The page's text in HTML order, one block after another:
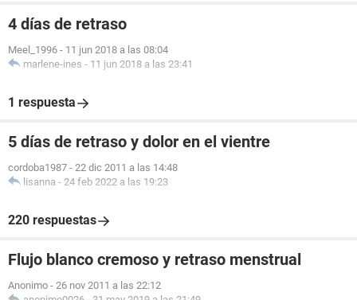
4 días de retraso
Meel_1996 - 11 jun 2018 a las 08:04
marlene-ines - 11 jun 2018 a las 23:41
1 respuesta
5 días de retraso y dolor en el vientre
cordoba1987 - 22 dic 2011 a las 14:48
lisanna - 24 feb 2022 a las 19:23
220 respuestas
Flujo blanco cremoso y retraso menstrual
Anonimo - 26 nov 2011 a las 22:12